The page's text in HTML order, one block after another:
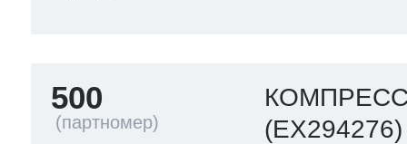
500
(EX294276)